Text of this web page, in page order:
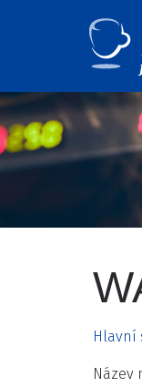
Hlavní
Název